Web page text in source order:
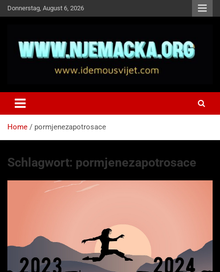
Skip
to
Donnerstag, August 6, 2026
Idemo u Svijet-Njemacka!
Home pormjenezapotrosace
Schlagwort: pormjenezapotrosace